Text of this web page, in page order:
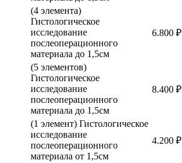
(4 элемента)
Гистологическое
исследование
послеоперационного
материала до 1,5см
6.800 ₽
(5 элементов)
Гистологическое
исследование
послеоперационного
материала до 1,5см
8.400 ₽
(1 элемент) Гистологическое
исследование
послеоперационного
материала от 1,5см
4.200 ₽